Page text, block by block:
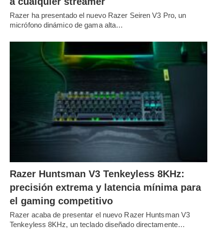
Razer ha presentado el nuevo Razer Seiren V3 Pro, un
micrófono dinámico de gama alta…
Razer Huntsman V3 Tenkeyless 8KHz:
precisión extrema y latencia mínima para
el gaming competitivo
Razer acaba de presentar el nuevo Razer Huntsman V3
Tenkeyless 8KHz, un teclado diseñado directamente…